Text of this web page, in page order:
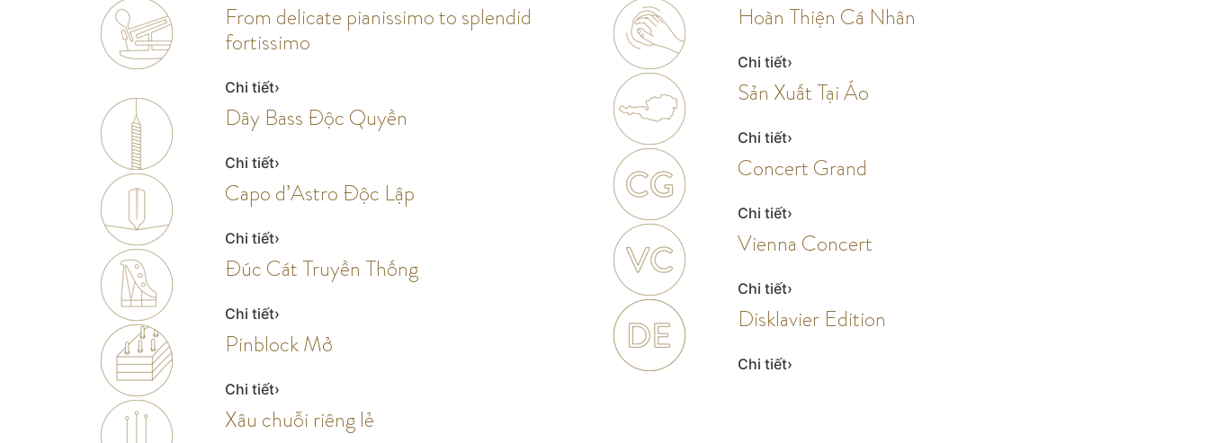
From delicate pianissimo to splendid
fortissimo
Chi tiết
Dây Bass Độc Quyền
Chi tiết
Capo d’Astro Độc Lập
Chi tiết
Đúc Cát Truyền Thống
Chi tiết
Pinblock Mở
Chi tiết
Xâu chuỗi riêng lẻ
Hoàn Thiện Cá Nhân
Chi tiết
Sản Xuất Tại Áo
Chi tiết
Concert Grand
Chi tiết
Vienna Concert
Chi tiết
Disklavier Edition
Chi tiết